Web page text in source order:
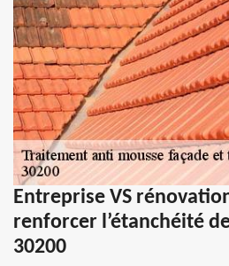
Entreprise VS
renforcer l’étanchéité
30200